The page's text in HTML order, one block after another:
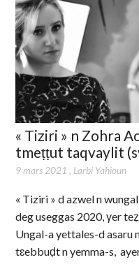
« Tiziri » n Zohra
tmeṭṭut taqvaylit
9 mars 2021 , Larbi Yahioun
« Tiziri » d azwel n
deg useggas 2020, γer
Ungal-a yettales-d asaru
tɛebbuḍt n yemma-s,